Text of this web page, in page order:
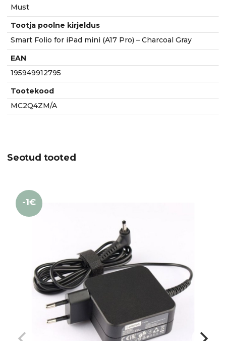
Must
Tootja poolne kirjeldus
Smart Folio for iPad mini (A17 Pro) – Charcoal Gray
EAN
195949912795
Tootekood
MC2Q4ZM/A
Seotud tooted
-1€